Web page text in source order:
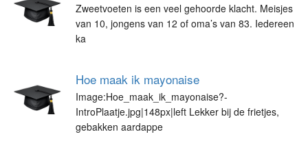
Zweetvoeten is een veel gehoorde klacht. Meisjes
van 10, jongens van 12 of oma’s van 83. Iedereen
ka
Hoe maak ik mayonaise
Image:Hoe_maak_ik_mayonaise?-
IntroPlaatje.jpg|148px|left Lekker bij de frietjes,
gebakken aardappe